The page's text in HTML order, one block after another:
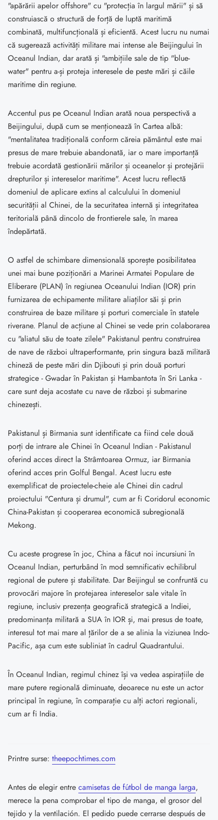
"apărării apelor offshore" cu "protecția în largul mării" și să
construiască o structură de forță de luptă maritimă
combinată, multifuncțională și eficientă. Acest lucru nu numai
că sugerează activități militare mai intense ale Beijingului în
Oceanul Indian, dar arată și "ambițiile sale de tip "blue-
water" pentru a-și proteja interesele de peste mări și căile
maritime din regiune.
Accentul pus pe Oceanul Indian arată noua perspectivă a
Beijingului, după cum se menționează în Cartea albă:
"mentalitatea tradițională conform căreia pământul este mai
presus de mare trebuie abandonată, iar o mare importanță
trebuie acordată gestionării mărilor și oceanelor și protejării
drepturilor și intereselor maritime". Acest lucru reflectă
domeniul de aplicare extins al calculului în domeniul
securității al Chinei, de la securitatea internă și integritatea
teritorială până dincolo de frontierele sale, în marea
îndepărtată.
O astfel de schimbare dimensională sporește posibilitatea
unei mai bune poziționări a Marinei Armatei Populare de
Eliberare (PLAN) în regiunea Oceanului Indian (IOR) prin
furnizarea de echipamente militare aliaților săi și prin
construirea de baze militare și porturi comerciale în statele
riverane. Planul de acțiune al Chinei se vede prin colaborarea
cu "aliatul său de toate zilele" Pakistanul pentru construirea
de nave de război ultraperformante, prin singura bază militară
chineză de peste mări din Djibouti și prin două porturi
strategice - Gwadar în Pakistan și Hambantota în Sri Lanka -
care sunt deja acostate cu nave de război și submarine
chinezești.
Pakistanul și Birmania sunt identificate ca fiind cele două
porți de intrare ale Chinei în Oceanul Indian - Pakistanul
oferind acces direct la Strâmtoarea Ormuz, iar Birmania
oferind acces prin Golful Bengal. Acest lucru este
exemplificat de proiectele-cheie ale Chinei din cadrul
proiectului "Centura și drumul", cum ar fi Coridorul economic
China-Pakistan și cooperarea economică subregională
Mekong.
Cu aceste progrese în joc, China a făcut noi incursiuni în
Oceanul Indian, perturbând în mod semnificativ echilibrul
regional de putere și stabilitate. Dar Beijingul se confruntă cu
provocări majore în protejarea intereselor sale vitale în
regiune, inclusiv prezența geografică strategică a Indiei,
predominanța militară a SUA în IOR și, mai presus de toate,
interesul tot mai mare al țărilor de a se alinia la viziunea Indo-
Pacific, așa cum este subliniat în cadrul Quadrantului.
În Oceanul Indian, regimul chinez își va vedea aspirațiile de
mare putere regională diminuate, deoarece nu este un actor
principal în regiune, în comparație cu alți actori regionali,
cum ar fi India.
Printre surse: theepochtimes.com
Antes de elegir entre camisetas de fútbol de manga larga,
merece la pena comprobar el tipo de manga, el grosor del
tejido y la ventilación. El pedido puede cerrarse después de